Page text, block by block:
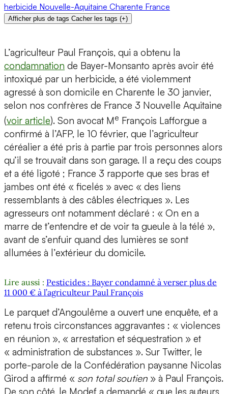
herbicide Nouvelle-Aquitaine Charente France
Afficher plus de tags Cacher les tags (+)
L’agriculteur Paul François, qui a obtenu la
condamnation de Bayer-Monsanto après avoir été
intoxiqué par un herbicide, a été violemment
agressé à son domicile en Charente le 30 janvier,
selon nos confrères de France 3 Nouvelle Aquitaine
(voir article). Son avocat Me François Lafforgue a
confirmé à l’AFP, le 10 février, que l’agriculteur
céréalier a été pris à partie par trois personnes alors
qu’il se trouvait dans son garage. Il a reçu des coups
et a été ligoté ; France 3 rapporte que ses bras et
jambes ont été « ficelés » avec « des liens
ressemblants à des câbles électriques ». Les
agresseurs ont notamment déclaré : « On en a
marre de t’entendre et de voir ta gueule à la télé »,
avant de s’enfuir quand des lumières se sont
allumées à l’extérieur du domicile.
Lire aussi : Pesticides : Bayer condamné à verser plus de
11 000 € à l’agriculteur Paul François
Le parquet d’Angoulême a ouvert une enquête, et a
retenu trois circonstances aggravantes : « violences
en réunion », « arrestation et séquestration » et
« administration de substances ». Sur Twitter, le
porte-parole de la Confédération paysanne Nicolas
Girod a affirmé « son total soutien » à Paul François.